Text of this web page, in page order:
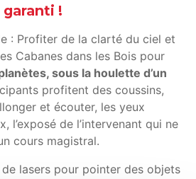
garanti !
: Profiter de la clarté du ciel et
Cabanes dans les Bois pour
sous la houlette d’un
profitent des coussins,
et écouter, les yeux
l’exposé de l’intervenant qui ne
cours magistral.
lasers pour pointer des objets